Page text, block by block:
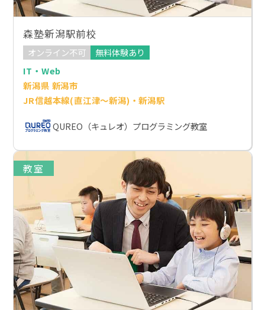
森塾新潟駅前校
オンライン不可
無料体験あり
IT・Web
新潟県 新潟市
JR信越本線(直江津～新潟)・新潟駅
QUREO（キュレオ）プログラミング教室
教室